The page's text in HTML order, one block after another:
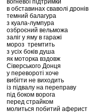
вогневої підтримки
в обставинах сваволі дронів
темний балагура
з куала-лумпура
озброєний вельможа
заліг у яму в гаражі
мороз тремтить
з усіх боків душа
як моторка вздовж
Сіверського Донця
у перевороті хоче
вибігти не виходить
із підвалу на переправу
під боком ворога
перед страйком
молиться побитий аферист